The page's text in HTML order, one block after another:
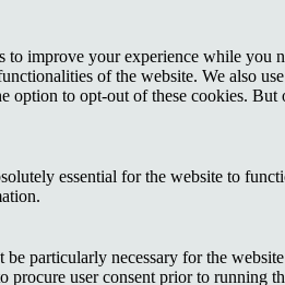
to improve your experience while you
of the website. We also
option to opt-out of these cookies.
essential for the website to
particularly necessary for the
procure user consent prior to running